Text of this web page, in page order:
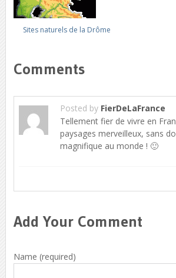
Sites naturels de la Drôme
Comments
Posted by FierDeLaFrance
Tellement fier de vivre en
paysages merveilleux, sans
magnifique au monde ! 🙂
Add Your Comment
Name (required)